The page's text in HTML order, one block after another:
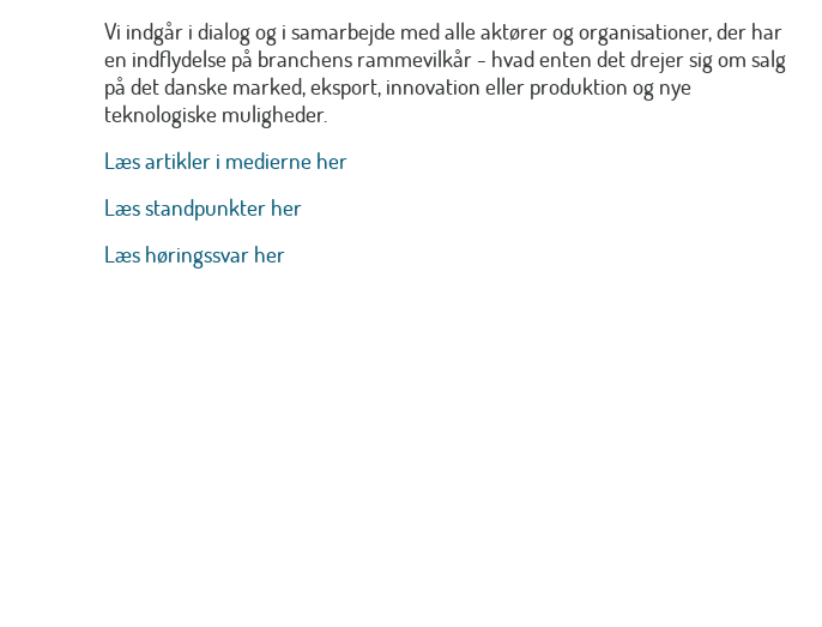
Vi indgår i dialog og i samarbejde med alle aktører og organisationer, der har
en indflydelse på branchens rammevilkår - hvad enten det drejer sig om salg
på det danske marked, eksport, innovation eller produktion og nye
teknologiske muligheder.
Læs artikler i medierne her
Læs standpunkter her
Læs høringssvar her